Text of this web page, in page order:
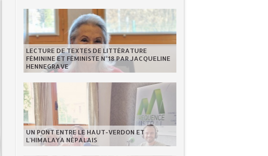
LECTURE DE TEXTES DE LITTÉRATURE
FÉMININE ET FÉMINISTE N°18 PAR JACQUELINE
HENNEGRAVE
UN PONT ENTRE LE HAUT-VERDON ET
L'HIMALAYA NÉPALAIS